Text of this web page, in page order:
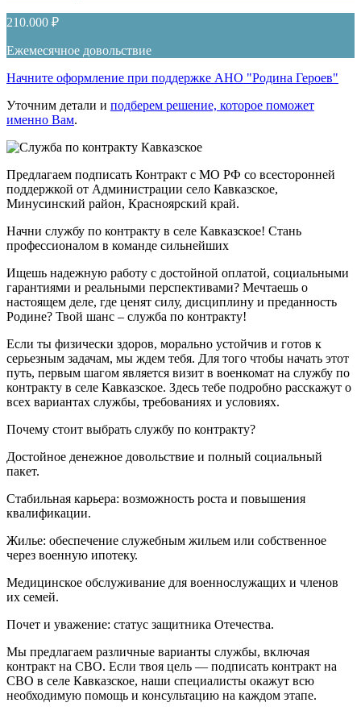
210.000 ₽
Ежемесячное довольствие
Начните оформление при поддержке АНО "Родина Героев"
Уточним детали и подберем решение, которое поможет
именно Вам.
Предлагаем подписать Контракт с МО РФ со всесторонней
поддержкой от Администрации село Кавказское,
Минусинский район, Красноярский край.
Начни службу по контракту в селе Кавказское! Стань
профессионалом в команде сильнейших
Ищешь надежную работу с достойной оплатой, социальными
гарантиями и реальными перспективами? Мечтаешь о
настоящем деле, где ценят силу, дисциплину и преданность
Родине? Твой шанс – служба по контракту!
Если ты физически здоров, морально устойчив и готов к
серьезным задачам, мы ждем тебя. Для того чтобы начать этот
путь, первым шагом является визит в военкомат на службу по
контракту в селе Кавказское. Здесь тебе подробно расскажут о
всех вариантах службы, требованиях и условиях.
Почему стоит выбрать службу по контракту?
Достойное денежное довольствие и полный социальный
пакет.
Стабильная карьера: возможность роста и повышения
квалификации.
Жилье: обеспечение служебным жильем или собственное
через военную ипотеку.
Медицинское обслуживание для военнослужащих и членов
их семей.
Почет и уважение: статус защитника Отечества.
Мы предлагаем различные варианты службы, включая
контракт на СВО. Если твоя цель — подписать контракт на
СВО в селе Кавказское, наши специалисты окажут всю
необходимую помощь и консультацию на каждом этапе.